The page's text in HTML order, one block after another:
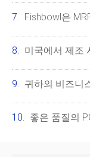
Fishbowl은
미국에서 제조
귀하의 비즈니
좋은 품질의